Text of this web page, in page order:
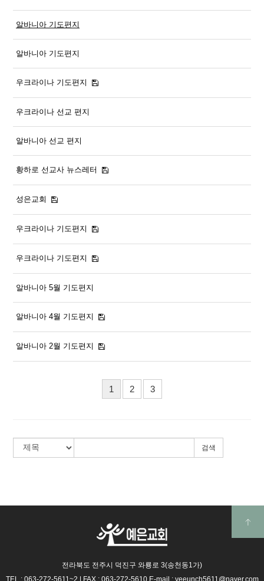
알바니아 기도편지
알바니아 기도편지
우크라이나 기도편지
우크라이나 선교 편지
알바니아 선교 편지
황하로 선교사 뉴스레터
성은교회
우크라이나 기도편지
우크라이나 기도편지
알바니아 5월 기도편지
알바니아 4월 기도편지
알바니아 2월 기도편지
1 2 3
검색
전라북도 전주시 덕진구 와룡로 3(송천동1가)
TEL : 063-272-5611~2
FAX : 063-272-5610 E-mail : yeeunch5611@naver.com